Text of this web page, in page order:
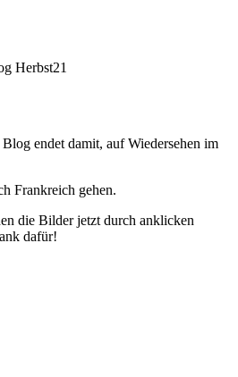
Herbst21
endet damit, auf Wiedersehen im
Frankreich gehen.
die Bilder jetzt durch anklicken
dafür!